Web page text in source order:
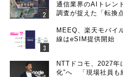
通信業界のAIトレ
調査が捉えた「転換点
MEEQ、楽天モバイ
線はeSIM提供開始
NTTドコモ、2027年
化”へ 「現場社員も